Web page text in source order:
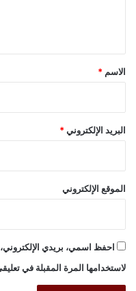
*
الاسم *
البريد الإلكتروني *
الموقع الإلكتروني
احفظ اسمي، بريدي
لاستخدامها المرة المقبلة في